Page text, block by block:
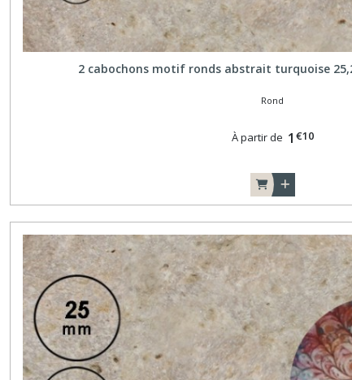
2 cabochons motif ronds abstrait turquoise
Rond
À partir de 1 €10